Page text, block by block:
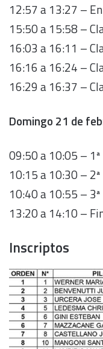
12:57 a 13:27 –
15:50 a 15:58 –
16:03 a 16:11 –
16:16 a 16:24 –
16:29 a 16:37 –
Domingo 21 de
09:50 a 10:05 –
10:15 a 10:30 –
10:40 a 10:55 –
13:20 a 14:10 –
Inscriptos